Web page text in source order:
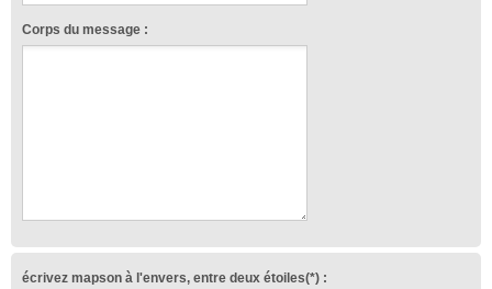
Corps du message :
écrivez mapson à l'envers, entre deux étoiles(*) :